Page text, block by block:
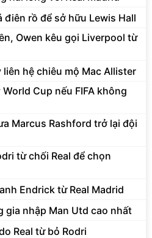
điên rồ để sở hữu Lewis Hall
Owen kêu gọi Liverpool từ
hệ chiêu mộ Mac Allister
Cup nếu FIFA không
Marcus Rashford trở lại đội
từ chối Real để chọn
Endrick từ Real Madrid
gia nhập Man Utd cao nhất
Real từ bỏ Rodri